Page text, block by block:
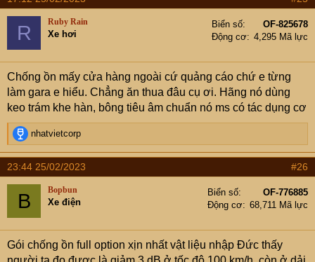
c
t
o
n
s
:
R Ruby Rain
Xe hơi
Biển số
OF-825678
Động cơ
4,295 Mã lực
Chống ồn mấy cửa hàng ngoài cứ quảng cáo chứ e từng
làm gara e hiểu. Chẳng ăn thua đâu cụ ơi. Hãng nó dùng
keo trám khe hàn, bông tiêu âm chuẩn nó ms có tác dụng cơ
R
e
a
c
t
n
s
:
nhatvietcorp
23:44 25/02/2023 #26
B Bopbun
Xe điện
Biển số
OF-776885
Động cơ
68,711 Mã lực
Gói chống ồn full option xịn nhất vật liệu nhập Đức thấy